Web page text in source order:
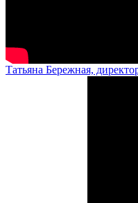
Татьяна Бережная,